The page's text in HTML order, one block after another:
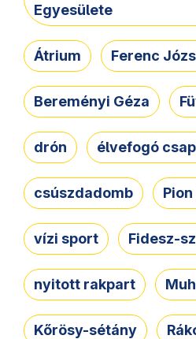
Egyesülete
Átrium Ferenc
Bereményi Géza
drón élvefogó
csúszdadomb
vízi sport Fidesz-
nyitott rakpart
Kőrösy-sétány